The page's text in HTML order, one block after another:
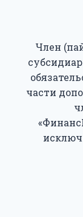
Член
части